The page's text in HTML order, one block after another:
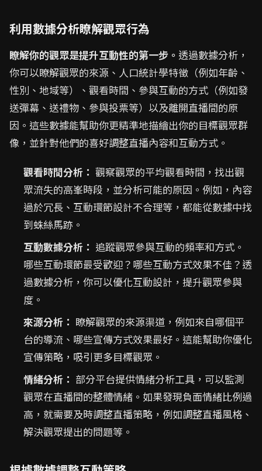
利用數據分析瞭解觀眾行為
瞭解你的觀眾是提升互動性的第一步。 透過數據分析，
你可以瞭解觀眾的來源、人口統計學特徵（例如年齡、
性別、地域等）、觀看時間、參與互動的方式（例如發
送彈幕、送禮物、參與投票等）以及離開直播間的原
因。這些數據能幫助你更精準地描繪出你的目標觀眾群
像，並針對他們的喜好調整直播內容和互動方式。
觀看時間分析： 觀察觀眾的平均觀看時間，找出觀
眾流失的高峯時段，並分析可能的原因。例如，內容
過於冗長、互動環節設計不合理等，都能從數據中找
到蛛絲馬跡。
互動數據分析： 追蹤觀眾參與互動的頻率和方式。
哪些互動環節最受歡迎？哪些互動方式效果不佳？透
過數據分析，你可以優化互動設計，提升觀眾參與
度。
來源分析： 瞭解觀眾的來源渠道，例如來自哪個平
台的導流、哪些宣傳方式效果最好。這能幫助你優化
宣傳策略，吸引更多目標觀眾。
情緒分析： 部分平台提供情緒分析工具，可以監測
觀眾在直播間的整體情緒。如果發現負面情緒比例過
高，就需要及時調整直播策略，例如調整直播風格、
解決觀眾提出的問題等。